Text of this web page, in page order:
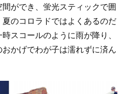
ができ、蛍光スティックで囲
のコロラドではよくあるのだ
スコールのように雨が降り、
かげでわが子は濡れずに済ん